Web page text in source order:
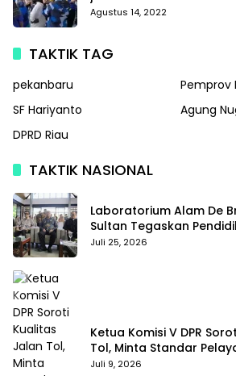
Partai Demokrat
Agustus 14, 2022
TAKTIK TAG
pekanbaru
Pemprov
SF Hariyanto
Agung
DPRD Riau
TAKTIK NASIONAL
Laboratorium Alam De
Sultan Tegaskan
Membentuk Karakter
Juli 25, 2026
Ketua Komisi V DPR
Tol, Minta Standar
Juli 9, 2026